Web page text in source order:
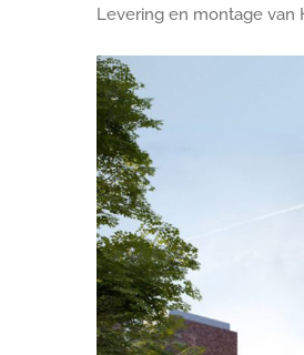
Levering en montage van